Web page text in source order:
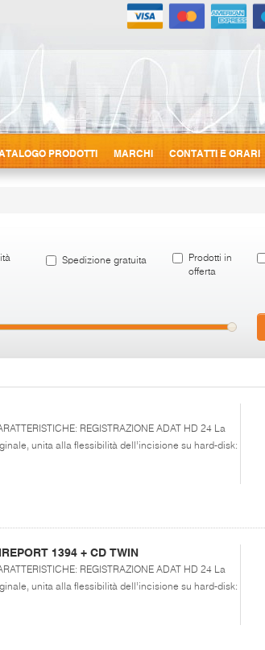
PRODOTTI MARCHI CONTATTI E ORARI
Spedizione gratuita
Prodotti in
offerta
REGISTRAZIONE ADAT HD 24 La
unita alla flessibilità dell’incisione su hard-disk:
1394 + CD TWIN
REGISTRAZIONE ADAT HD 24 La
unita alla flessibilità dell’incisione su hard-disk: